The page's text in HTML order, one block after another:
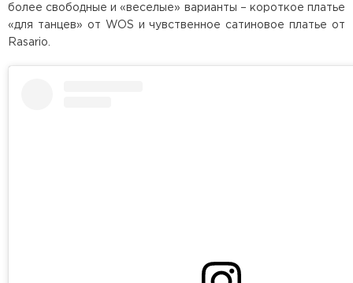
более свободные и «веселые» варианты – короткое платье
«для танцев» от WOS и чувственное сатиновое платье от
Rasario.